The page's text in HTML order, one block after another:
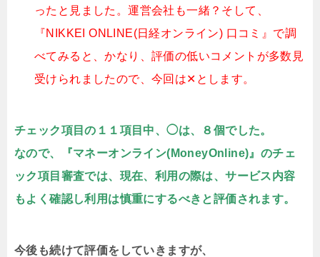
ったと見ました。運営会社も一緒？そして、
『NIKKEI ONLINE(日経オンライン) 口コミ』で調
べてみると、かなり、評価の低いコメントが多数見
受けられましたので、今回は✕とします。
チェック項目の１１項目中、◯は、８個でした。
なので、『マネーオンライン(MoneyOnline)』のチェ
ック項目審査では、現在、利用の際は、サービス内容
もよく確認し利用は慎重にするべきと評価されます。
今後も続けて評価をしていきますが、